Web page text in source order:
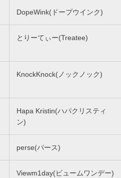
DopeWink(ドープウインク)
とりーてぃー(Treatee)
KnockKnock(ノックノック)
Hapa Kristin(ハパクリスティ
ン)
perse(パース)
Viewm1day(ビュームワンデー)